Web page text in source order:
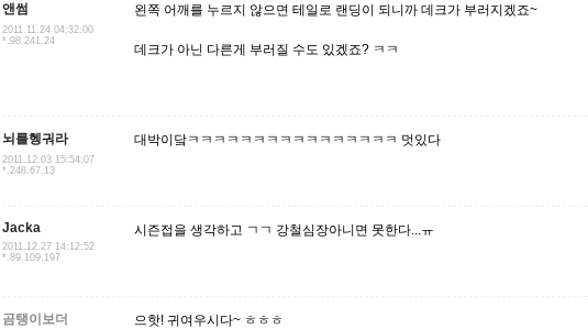
앤썸
2011.11.24 04:32:00
*.98.241.24
왼쪽 어깨를 누르지 않으면 테일로 랜딩이 되니까 데크가 부러지겠죠~
데크가 아닌 다른게 부러질 수도 있겠죠? ㅋㅋ
뇌를헹궈라
2011.12.03 15:54:07
*.248.67.13
대박이닼ㅋㅋㅋㅋㅋㅋㅋㅋㅋㅋㅋㅋㅋㅋㅋㅋ 멋있다
Jacka
2011.12.27 14:12:52
*.89.109.197
시즌접을 생각하고 ㄱㄱ 강철심장아니면 못한다...ㅠ
곰탱이보더 으핫! 귀여우시다~ ㅎㅎㅎ